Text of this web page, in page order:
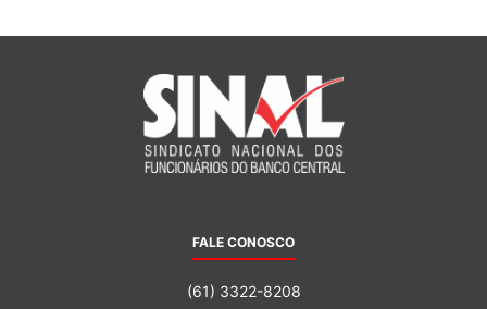
FALE CONOSCO
(61) 3322-8208